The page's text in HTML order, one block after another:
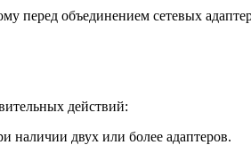
перед объединением сетевых
действий:
наличии двух или более адаптеров.